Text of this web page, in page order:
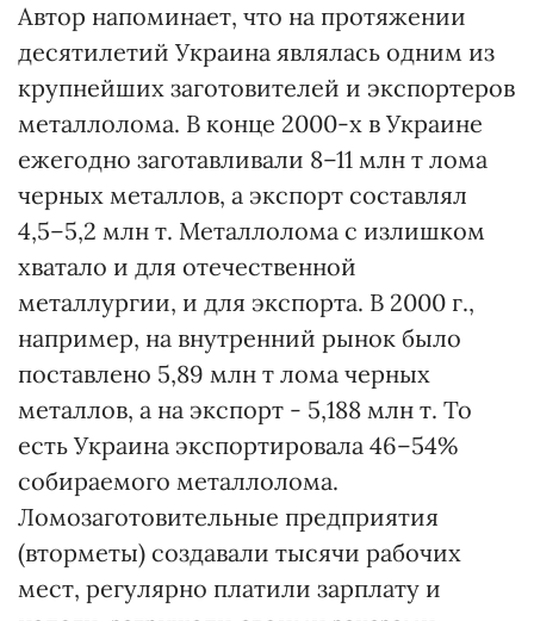
Автор напоминает, что на протяжении
десятилетий Украина являлась одним из
крупнейших заготовителей и экспортеров
металлолома. В конце 2000-х в Украине
ежегодно заготавливали 8–11 млн т лома
черных металлов, а экспорт составлял
4,5–5,2 млн т. Металлолома с излишком
хватало и для отечественной
металлургии, и для экспорта. В 2000 г.,
например, на внутренний рынок было
поставлено 5,89 млн т лома черных
металлов, а на экспорт - 5,188 млн т. То
есть Украина экспортировала 46–54%
собираемого металлолома.
Ломозаготовительные предприятия
(вторметы) создавали тысячи рабочих
мест, регулярно платили зарплату и